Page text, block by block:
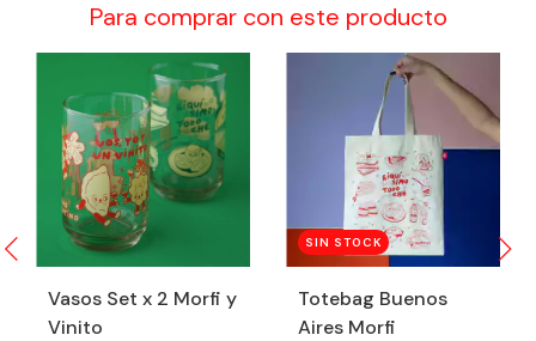
Para comprar con este producto
Vasos Set x 2 Morfi y
Vinito
SIN STOCK
Totebag Buenos
Aires Morfi